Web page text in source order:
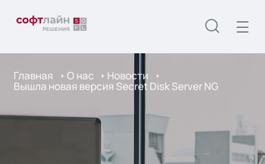
Главная О нас Новости
Вышла новая версия Secret Disk Server NG